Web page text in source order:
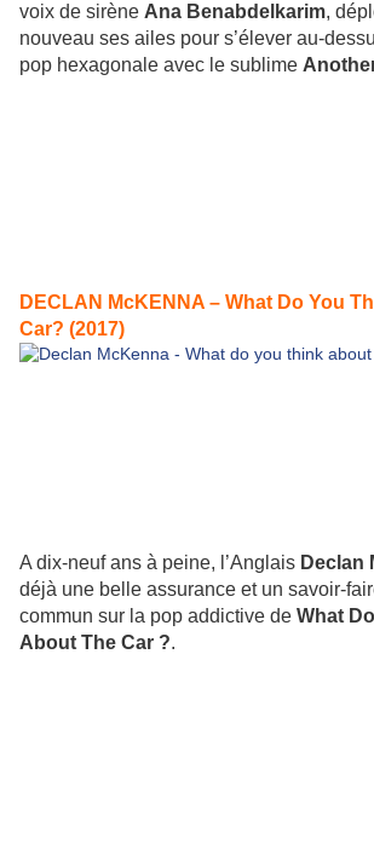
voix de sirène Ana Benabdelkarim,
nouveau ses ailes pour s’élever au-
pop hexagonale avec le sublime
DECLAN McKENNA – What Do You
Car? (2017)
A dix-neuf ans à peine, l’Anglais Declan
déjà une belle assurance et un savoir-
commun sur la pop addictive de What
About The Car ?.